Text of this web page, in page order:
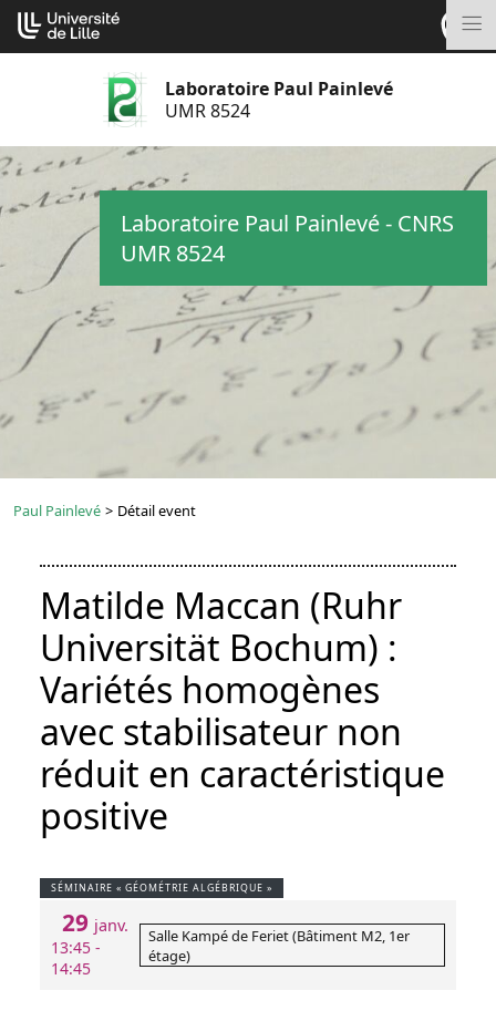
Aller
au
contenu
Laboratoire Paul Painlevé
UMR 8524
Laboratoire Paul Painlevé - CNRS
UMR 8524
Paul Painlevé > Détail event
Matilde Maccan (Ruhr
Universität Bochum) :
Variétés homogènes
avec stabilisateur non
réduit en caractéristique
positive
SÉMINAIRE « GÉOMÉTRIE ALGÉBRIQUE »
29 janv.
13:45 -
14:45
Salle Kampé de Feriet (Bâtiment M2, 1er
étage)
Cookies management panel